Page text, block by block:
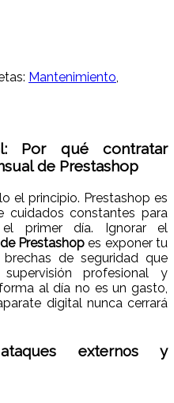
Mantenimiento
Por qué contratar
de Prestashop
el principio. Prestashop es
cuidados constantes para
primer día. Ignorar el
Prestashop es exponer tu
de seguridad que
profesional y
al día no es un gasto,
digital nunca cerrará
externos y